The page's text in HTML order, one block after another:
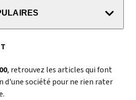
, retrouvez les articles qui font
d'une société pour ne rien rater